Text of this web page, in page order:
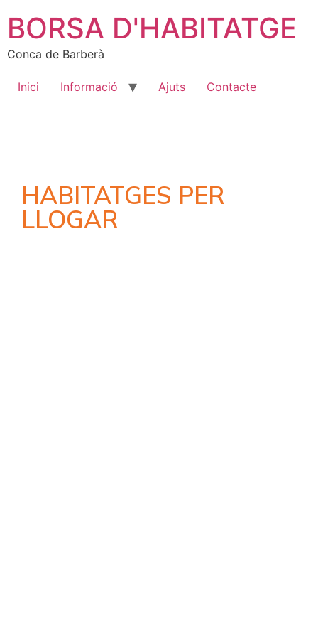
BORSA D'HABITATGE
Conca de Barberà
Inici Informació Ajuts Contacte
HABITATGES PER
LLOGAR